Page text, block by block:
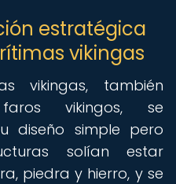
estratégica
vikingas
vikingas, también
vikingos, se
diseño simple pero
solían estar
piedra y hierro, y se